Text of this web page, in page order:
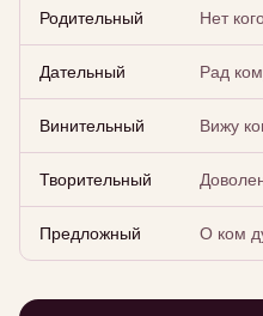
Родительный Нет
Дательный Рад
Винительный Вижу
Творительный
Предложный О ком